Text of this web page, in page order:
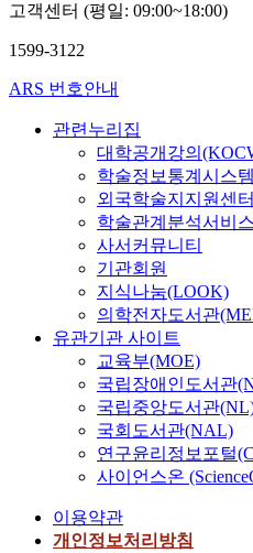
고객센터 (평일: 09:00~18:00)
1599-3122
ARS 번호안내
관련누리집
대학공개강의
학술정보통계시스
외국학술지지원센
학술관계분석서비
사서커뮤니티
기관회원
지식나눔(LOOK)
의학전자도서관
유관기관 사이트
교육부(MOE)
국립장애인도서관
국립중앙도서관
국회도서관(NAL)
연구윤리정보포털
사이언스온
이용약관
개인정보처리방침